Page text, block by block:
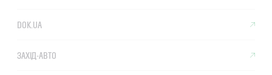
DOK.UA
ЗАХІД-АВТО